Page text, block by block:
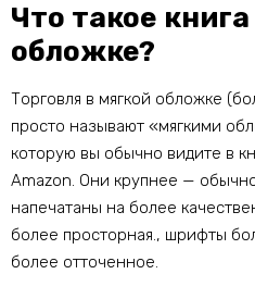
Что такое
обложке?
Торговля в мягкой обложке
просто называют «мягкими
которую вы обычно видите в
Amazon. Они крупнее —
напечатаны на более
более просторная., шрифты
более отточенное.